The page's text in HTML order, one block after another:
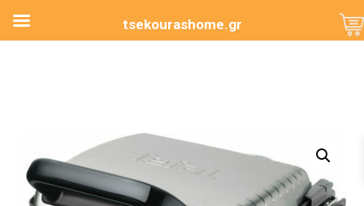
tsekourashome.gr